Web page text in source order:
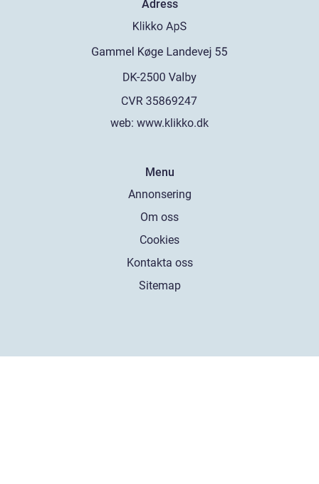
Adress
web: www.klikko.dk
Menu
Annonsering
Om oss
Cookies
Kontakta oss
Sitemap